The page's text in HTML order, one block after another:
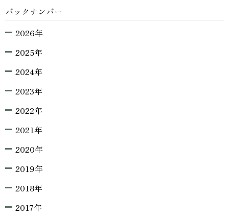
バックナンバー
2026年
2025年
2024年
2023年
2022年
2021年
2020年
2019年
2018年
2017年